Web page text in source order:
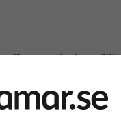
Passepartouter